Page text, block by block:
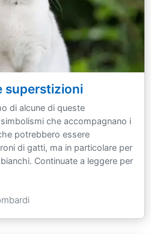
superstizioni
di alcune di queste
che accompagnano i
potrebbero essere
di gatti, ma in particolare per
Continuate a leggere per